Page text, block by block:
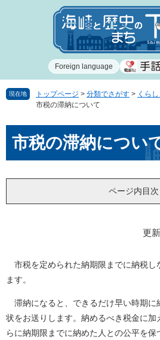
で
ば
Foreign language
現在地 トップページ > 分類でさがす > くら
市税の滞納について
市税の滞納につい
ページ内目次
更
市税を定められた納期限までに納税し
ます。
滞納になると、できるだけ早い時期に
状をお送りします。納めるべき税金に加
らに納期限までに納めた人との公平を